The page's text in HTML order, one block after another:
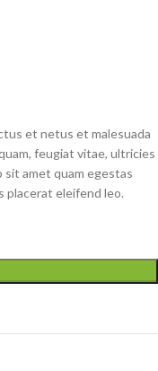
et netus et malesuada
feugiat vitae, ultricies
amet quam egestas
placerat eleifend leo.